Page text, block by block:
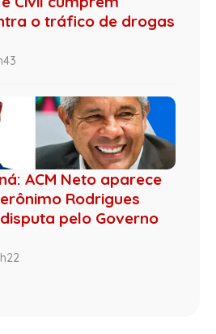
o tráfico de drogas
ACM Neto aparece
Rodrigues
pelo Governo